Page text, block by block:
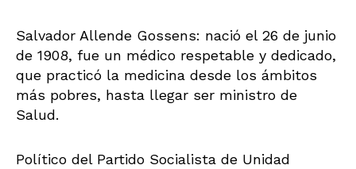
Salvador Allende Gossens: nació el 26 de junio
de 1908, fue un médico respetable y dedicado,
que practicó la medicina desde los ámbitos
más pobres, hasta llegar ser ministro de
Salud.
Político del Partido Socialista de Unidad